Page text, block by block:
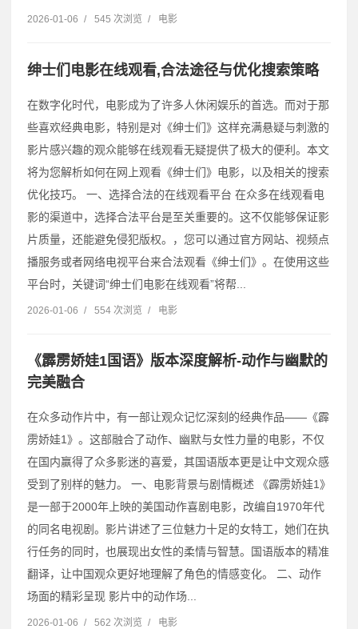
2026-01-06 / 545 次浏览 / 电影
绅士们电影在线观看,合法途径与优化搜索策略
在数字化时代，电影成为了许多人休闲娱乐的首选。而对于那
些喜欢经典电影，特别是对《绅士们》这样充满悬疑与刺激的
影片感兴趣的观众能够在线观看无疑提供了极大的便利。本文
将为您解析如何在网上观看《绅士们》电影，以及相关的搜索
优化技巧。 一、选择合法的在线观看平台 在众多在线观看电
影的渠道中，选择合法平台是至关重要的。这不仅能够保证影
片质量，还能避免侵犯版权。，您可以通过官方网站、视频点
播服务或者网络电视平台来合法观看《绅士们》。在使用这些
平台时，关键词“绅士们电影在线观看”将帮...
2026-01-06 / 554 次浏览 / 电影
《霹雳娇娃1国语》版本深度解析-动作与幽默的
完美融合
在众多动作片中，有一部让观众记忆深刻的经典作品——《霹
雳娇娃1》。这部融合了动作、幽默与女性力量的电影，不仅
在国内赢得了众多影迷的喜爱，其国语版本更是让中文观众感
受到了别样的魅力。 一、电影背景与剧情概述 《霹雳娇娃1》
是一部于2000年上映的美国动作喜剧电影，改编自1970年代
的同名电视剧。影片讲述了三位魅力十足的女特工，她们在执
行任务的同时，也展现出女性的柔情与智慧。国语版本的精准
翻译，让中国观众更好地理解了角色的情感变化。 二、动作
场面的精彩呈现 影片中的动作场...
2026-01-06 / 562 次浏览 / 电影